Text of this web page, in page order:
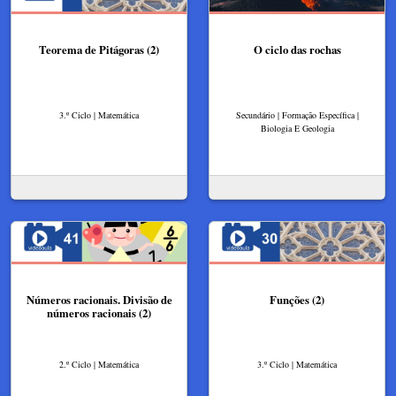
Teorema de Pitágoras (2)
3.º Ciclo | Matemática
O ciclo das rochas
Secundário | Formação Específica |
Biologia E Geologia
Números racionais. Divisão de
números racionais (2)
2.º Ciclo | Matemática
Funções (2)
3.º Ciclo | Matemática